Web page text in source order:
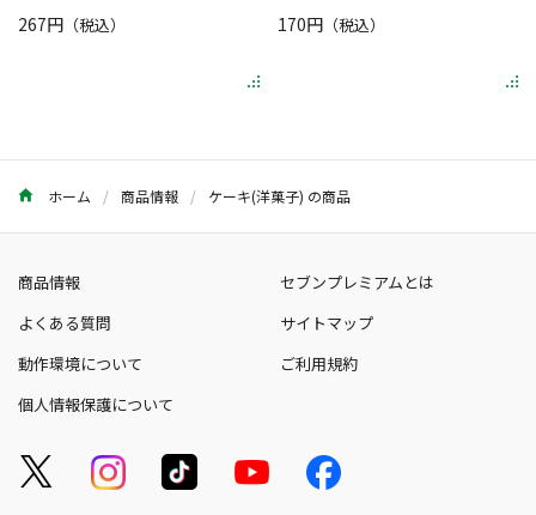
267円 （税込） 170円（税込）
ホーム 商品情報 ケーキ(洋菓子) の商品
商品情報
セブンプレミアムとは
よくある質問
サイトマップ
動作環境について
ご利用規約
個人情報保護について